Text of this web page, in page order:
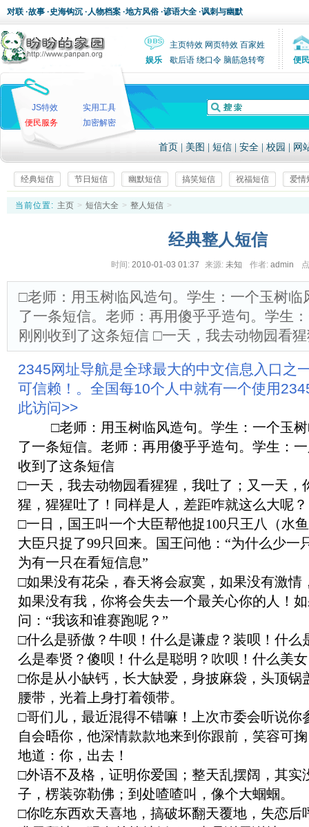
对联 ·故事 ·史海钩沉 ·人物档案 ·地方风俗 ·谚语大全 ·讽刺与幽默
主页特效 网页特效 百家姓
娱乐
歇后语 绕口令 脑筋急转弯 便民
JS特效
实用工具
便民服务
加密解密
首页 美图 短信 安全 校园 网
经典短信 节日短信 幽默短信 搞笑短信 祝福短信 爱情
当前位置: 主页 > 短信大全 > 整人短信 >
经典整人短信
时间: 2010-01-03 01:37 来源: 未知 作者: admin
□老师：用玉树临风造句。学生：一个玉树临
了一条短信。老师：再用傻乎乎造句。学生
刚刚收到了这条短信 □一天，我去动物园看
2345网址导航是全球最大的中文信息入口之
可信赖！。全国每10个人中就有一个使用
此访问>>
□老师：用玉树临风造句。学生：一个玉
了一条短信。老师：再用傻乎乎造句。学生：
收到了这条短信
□一天，我去动物园看猩猩，我吐了；又一天，
猩，猩猩吐了！同样是人，差距咋就这么大呢？
□一日，国王叫一个大臣帮他捉100只王八（水
大臣只捉了99只回来。国王问他：“为什么少一
为有一只在看短信息”
□如果没有花朵，春天将会寂寞，如果没有激情
如果没有我，你将会失去一个最关心你的人！
问：“我该和谁赛跑呢？”
□什么是骄傲？牛呗！什么是谦虚？装呗！什么
么是奉贤？傻呗！什么是聪明？吹呗！什么美
□你是从小缺钙，长大缺爱，身披麻袋，头顶锅
腰带，光着上身打着领带。
□哥们儿，最近混得不错嘛！上次市委会听说你
自会晤你，他深情款款地来到你跟前，笑容可
地道：你，出去！
□外语不及格，证明你爱国；整天乱摆阔，其实
子，楞装弥勒佛；到处喳喳叫，像个大蝈蝈。
□你吃东西欢天喜地，搞破坏翻天覆地，失恋后